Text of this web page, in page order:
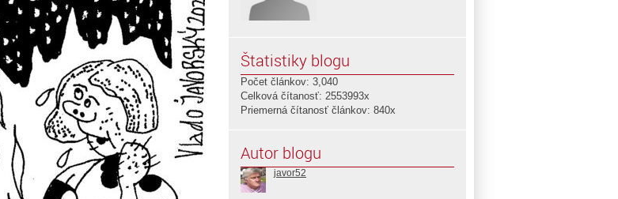
Štatistiky blogu
Počet článkov: 3,040
Celková čítanosť: 2553993x
Priemerná čítanosť článkov: 840x
Autor blogu
javor52